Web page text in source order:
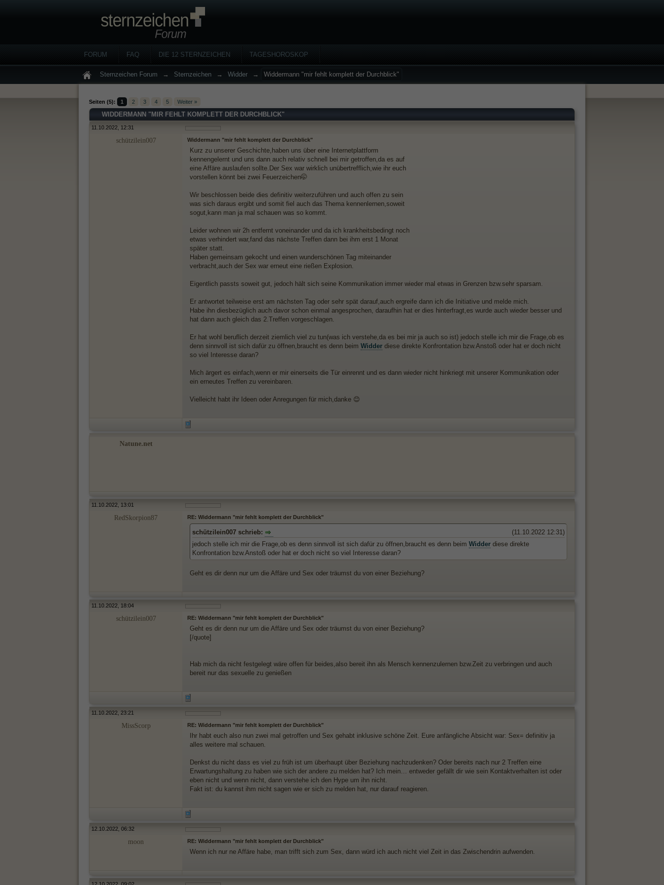
FORUM FAQ DIE 12 STERNZEICHEN TAGESHOROSKOP
Sternzeichen Forum → Sternzeichen → Widder → Widdermann "mir fehlt komplett der Durchblick"
Seiten (5): 1 2 3 4 5 Weiter »
WIDDERMANN "MIR FEHLT KOMPLETT DER DURCHBLICK"
11.10.2022, 12:31
schützilein007 Widdermann "mir fehlt komplett der Durchblick"
Kurz zu unserer Geschichte,haben uns über eine Internetplattform
kennengelernt und uns dann auch relativ schnell bei mir getroffen,da es auf
eine Affäre auslaufen sollte.Der Sex war wirklich unübertrefflich,wie ihr euch
vorstellen könnt bei zwei Feuerzeichen🤭
Wir beschlossen beide dies definitiv weiterzuführen und auch offen zu sein
was sich daraus ergibt und somit fiel auch das Thema kennenlernen,soweit
sogut,kann man ja mal schauen was so kommt.
Leider wohnen wir 2h entfernt voneinander und da ich krankheitsbedingt noch
etwas verhindert war,fand das nächste Treffen dann bei ihm erst 1 Monat
später statt.
Haben gemeinsam gekocht und einen wunderschönen Tag miteinander
verbracht,auch der Sex war erneut eine rießen Explosion.
Eigentlich passts soweit gut, jedoch hält sich seine Kommunikation immer wieder mal etwas in Grenzen bzw.sehr sparsam.
Er antwortet teilweise erst am nächsten Tag oder sehr spät darauf,auch ergreife dann ich die Initiative und melde mich.
Habe ihn diesbezüglich auch davor schon einmal angesprochen, daraufhin hat er dies hinterfragt,es wurde auch wieder besser und
hat dann auch gleich das 2.Treffen vorgeschlagen.
Er hat wohl beruflich derzeit ziemlich viel zu tun(was ich verstehe,da es bei mir ja auch so ist) jedoch stelle ich mir die Frage,ob es
denn sinnvoll ist sich dafür zu öffnen,braucht es denn beim Widder diese direkte Konfrontation bzw.Anstoß oder hat er doch nicht
so viel Interesse daran?
Mich ärgert es einfach,wenn er mir einerseits die Tür einrennt und es dann wieder nicht hinkriegt mit unserer Kommunikation oder
ein erneutes Treffen zu vereinbaren.
Vielleicht habt ihr Ideen oder Anregungen für mich,danke 😊
Natune.net
11.10.2022, 13:01
RedSkorpion87 RE: Widdermann "mir fehlt komplett der Durchblick"
(11.10.2022 12:31)
schützilein007 schrieb:
jedoch stelle ich mir die Frage,ob es denn sinnvoll ist sich dafür zu öffnen,braucht es denn beim Widder diese direkte
Konfrontation bzw.Anstoß oder hat er doch nicht so viel Interesse daran?
Geht es dir denn nur um die Affäre und Sex oder träumst du von einer Beziehung?
11.10.2022, 18:04
schützilein007 RE: Widdermann "mir fehlt komplett der Durchblick"
Geht es dir denn nur um die Affäre und Sex oder träumst du von einer Beziehung?
[/quote]
Hab mich da nicht festgelegt wäre offen für beides,also bereit ihn als Mensch kennenzulernen bzw.Zeit zu verbringen und auch
bereit nur das sexuelle zu genießen
11.10.2022, 23:21
MissScorp RE: Widdermann "mir fehlt komplett der Durchblick"
Ihr habt euch also nun zwei mal getroffen und Sex gehabt inklusive schöne Zeit. Eure anfängliche Absicht war: Sex= definitiv ja
alles weitere mal schauen.
Denkst du nicht dass es viel zu früh ist um überhaupt über Beziehung nachzudenken? Oder bereits nach nur 2 Treffen eine
Erwartungshaltung zu haben wie sich der andere zu melden hat? Ich mein… entweder gefällt dir wie sein Kontaktverhalten ist oder
eben nicht und wenn nicht, dann verstehe ich den Hype um ihn nicht.
Fakt ist: du kannst ihm nicht sagen wie er sich zu melden hat, nur darauf reagieren.
12.10.2022, 06:32
moon RE: Widdermann "mir fehlt komplett der Durchblick"
Wenn ich nur ne Affäre habe, man trifft sich zum Sex, dann würd ich auch nicht viel Zeit in das Zwischendrin aufwenden.